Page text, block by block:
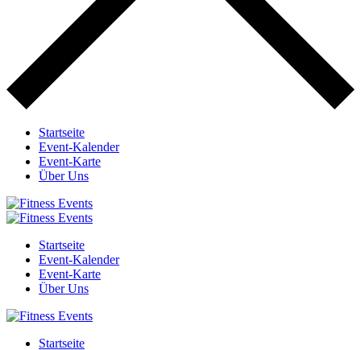
Startseite
Event-Kalender
Event-Karte
Über Uns
Startseite
Event-Kalender
Event-Karte
Über Uns
Startseite